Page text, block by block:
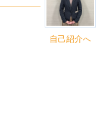
自己紹介へ